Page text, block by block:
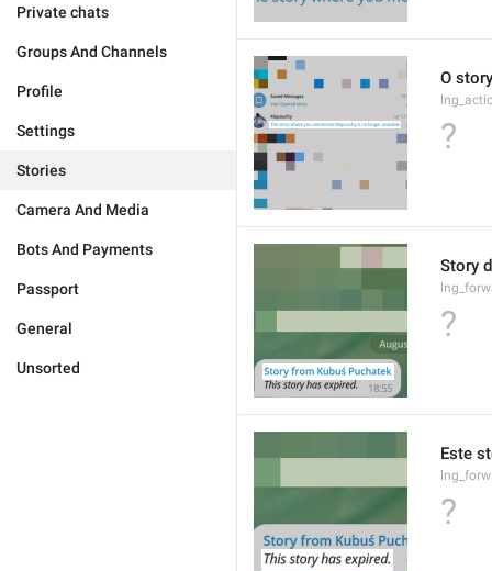
Private chats
Groups And Channels
Profile
Settings
Stories
Camera And Media
Bots And Payments
Passport
General
Unsorted
O
?
Story
?
Este
?